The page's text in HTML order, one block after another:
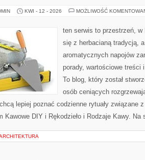
KWI - 12 - 2026 MOŻLIWOŚĆ
ten serwis to przestrzeń,
się z herbacianą tradycją, a
aromatycznych napojów
porady, wartościowe treści
To blog, który został
osób ceniących
lepiej poznać codzienne rytuały związane
Kawowe DIY i Rękodzieło i Rodzaje Kawy.